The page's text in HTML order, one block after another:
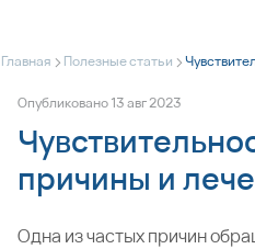
Главная > Полезные статьи >
Опубликовано13авг2023
причины и
Одна из частых причин